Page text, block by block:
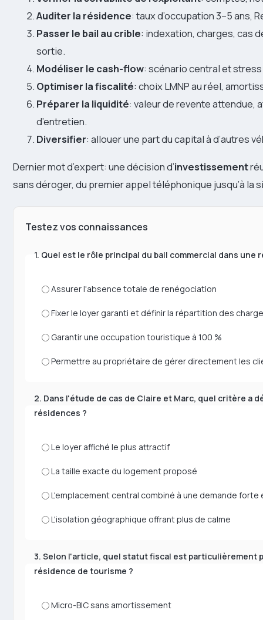
Auditer la résidence: taux d’occupation 3–5 ans,
Passer le bail au crible: indexation, charges, cas
sortie.
Modéliser le cash-flow: scénario central et stress
Optimiser la fiscalité: choix LMNP au réel,
Préparer la liquidité: valeur de revente attendue,
d’entretien.
Diversifier: allouer une part du capital à d’autres
Dernier mot d’expert: une décision d’investissement
sans déroger, du premier appel téléphonique jusqu’à la
Testez vos connaissances
1. Quel est le rôle principal du bail commercial dans
Assurer l'absence totale de renégociation
Fixer le loyer garanti et définir la répartition des
Garantir une occupation touristique à 100 %
Permettre au propriétaire de gérer directement les
2. Dans l'étude de cas de Claire et Marc, quel critère a
résidences ?
Le loyer affiché le plus attractif
La taille exacte du logement proposé
L'emplacement central combiné à une demande
L'isolation géographique offrant plus de calme
3. Selon l'article, quel statut fiscal est
résidence de tourisme ?
Micro-BIC sans amortissement